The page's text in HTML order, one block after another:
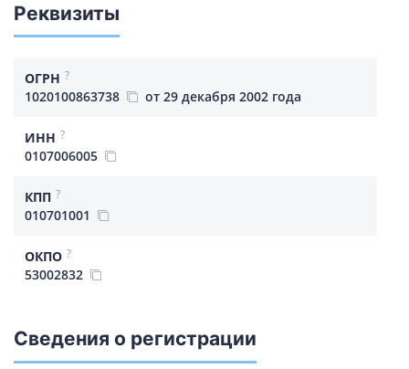
Реквизиты
ОГРН ?
1020100863738 от 29 декабря 2002 года
ИНН ?
0107006005
КПП ?
010701001
ОКПО ?
53002832
Сведения о регистрации